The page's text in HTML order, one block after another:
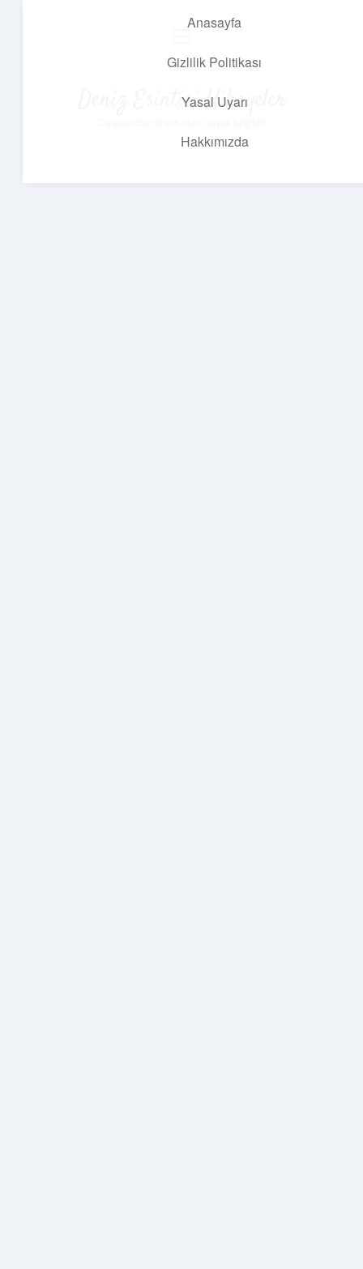
Anasayfa
Gizlilik Politikası
Yasal Uyarı
Hakkımızda
Deniz Esintisi Hikayeler